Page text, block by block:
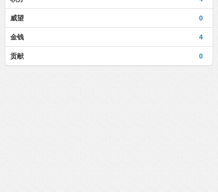
0
威望
4
金钱
0
贡献